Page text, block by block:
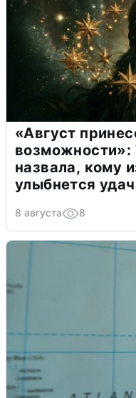
«Август
возможности»:
назвала, кому
улыбнется
8 августа 8